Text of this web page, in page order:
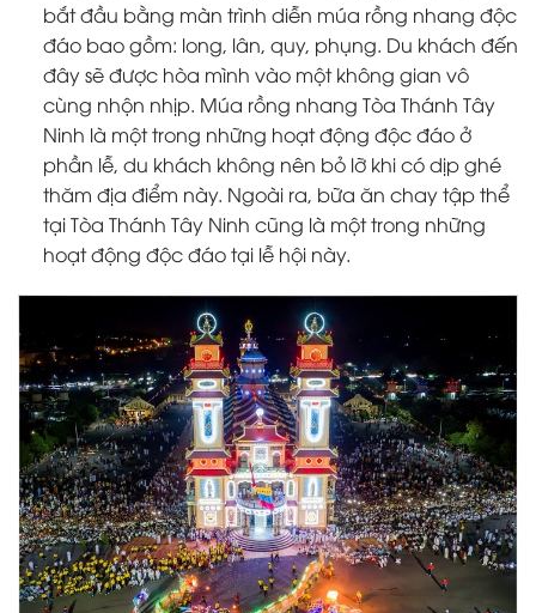
bắt đầu bằng màn trình diễn múa rồng nhang độc
đáo bao gồm: long, lân, quy, phụng. Du khách đến
đây sẽ được hòa mình vào một không gian vô
cùng nhộn nhịp. Múa rồng nhang Tòa Thánh Tây
Ninh là một trong những hoạt động độc đáo ở
phần lễ, du khách không nên bỏ lỡ khi có dịp ghé
thăm địa điểm này. Ngoài ra, bữa ăn chay tập thể
tại Tòa Thánh Tây Ninh cũng là một trong những
hoạt động độc đáo tại lễ hội này.